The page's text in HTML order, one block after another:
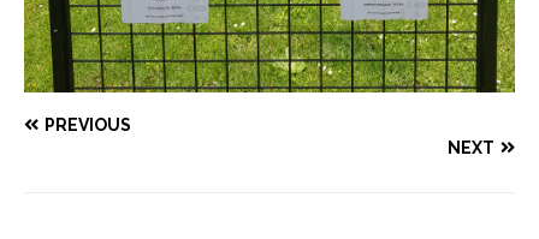
PREVIOUS
NEXT